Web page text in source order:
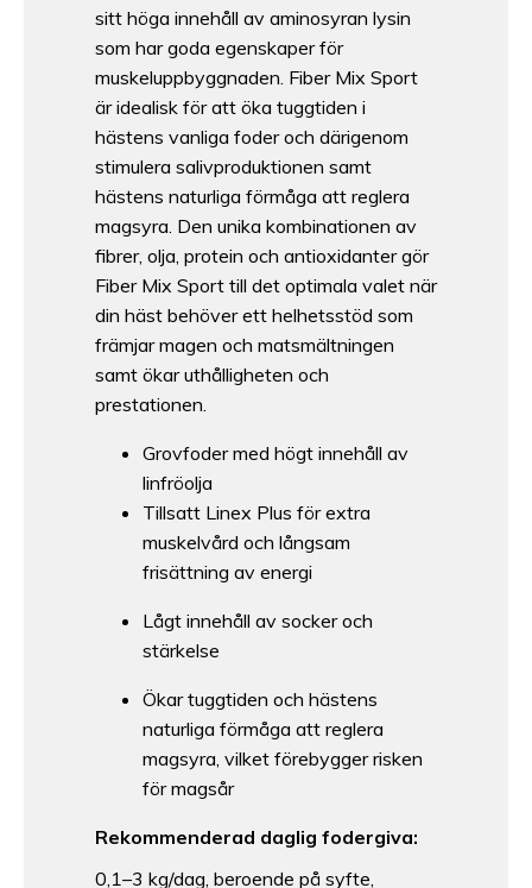
sitt höga innehåll av aminosyran lysin
som har goda egenskaper för
muskeluppbyggnaden. Fiber Mix Sport
är idealisk för att öka tuggtiden i
hästens vanliga foder och därigenom
stimulera salivproduktionen samt
hästens naturliga förmåga att reglera
magsyra. Den unika kombinationen av
fibrer, olja, protein och antioxidanter gör
Fiber Mix Sport till det optimala valet när
din häst behöver ett helhetsstöd som
främjar magen och matsmältningen
samt ökar uthålligheten och
prestationen.
Grovfoder med högt innehåll av
linfröolja
Tillsatt Linex Plus för extra
muskelvård och långsam
frisättning av energi
Lågt innehåll av socker och
stärkelse
Ökar tuggtiden och hästens
naturliga förmåga att reglera
magsyra, vilket förebygger risken
för magsår
Rekommenderad daglig fodergiva:
0,1–3 kg/dag, beroende på syfte,